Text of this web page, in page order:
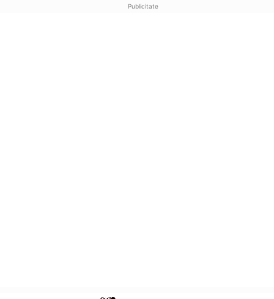
Publicitate